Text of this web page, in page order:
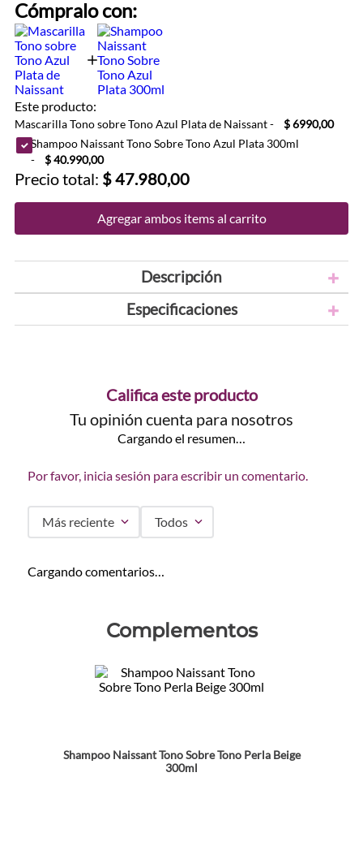
Cómpralo con:
Este producto:
Mascarilla Tono sobre Tono Azul Plata de Naissant-
$ 6990,00
Shampoo Naissant Tono Sobre Tono Azul Plata 300ml
-
$ 40.990,00
Precio total: $ 47.980,00
Agregar ambos items al carrito
Descripción
Especificaciones
Califica este producto
Tu opinión cuenta para nosotros
Cargando el resumen…
Por favor, inicia sesión para escribir un comentario.
Más reciente Todos
Cargando comentarios…
Complementos
Shampoo Naissant Tono Sobre Tono Perla Beige
300ml